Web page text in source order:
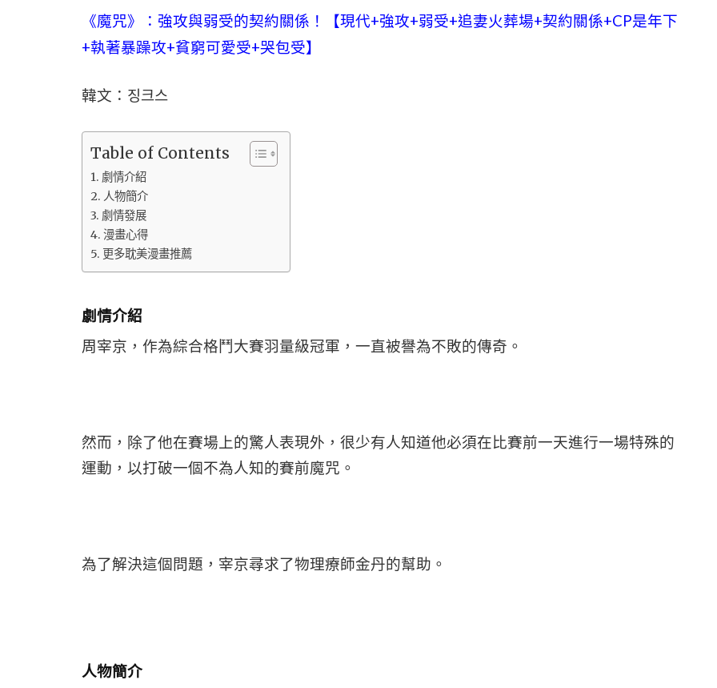
《魔咒》：強攻與弱受的契約關係！【現代+強攻+弱受+追妻火葬場+契約關係+CP是年下
+執著暴躁攻+貧窮可愛受+哭包受】
韓文：징크스
Table of Contents
劇情介紹
人物簡介
劇情發展
漫畫心得
更多耽美漫畫推薦
劇情介紹
周宰京，作為綜合格鬥大賽羽量級冠軍，一直被譽為不敗的傳奇。
然而，除了他在賽場上的驚人表現外，很少有人知道他必須在比賽前一天進行一場特殊的
運動，以打破一個不為人知的賽前魔咒。
為了解決這個問題，宰京尋求了物理療師金丹的幫助。
人物簡介